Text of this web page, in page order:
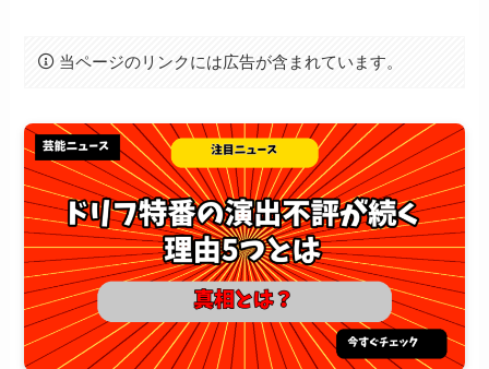
当ページのリンクには広告が含まれています。